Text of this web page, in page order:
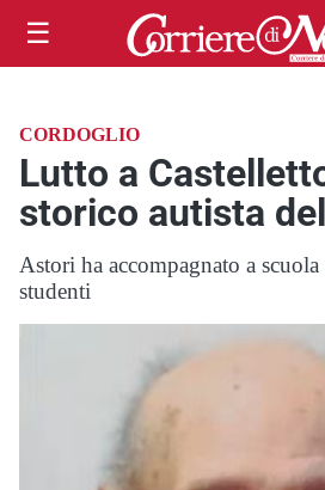
☰
CORDOGLIO
Lutto a
storico autista
Astori ha accompagnato a
studenti